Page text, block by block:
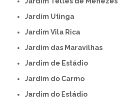
Jardim Utinga
Jardim Vila Rica
Jardim das Maravilhas
Jardim de Estádio
Jardim do Carmo
Jardim do Estádio